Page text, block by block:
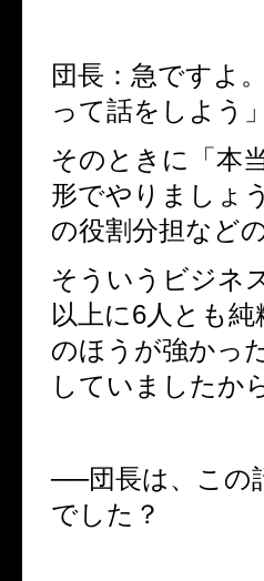
団長：急ですよ
って話をしよう
そのときに「本
形でやりましょ
の役割分担など
そういうビジネ
以上に6人とも
のほうが強かっ
していましたか
──団長は、この
でした？